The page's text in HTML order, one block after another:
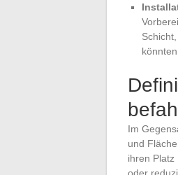
könnten.
Im
und
ihren